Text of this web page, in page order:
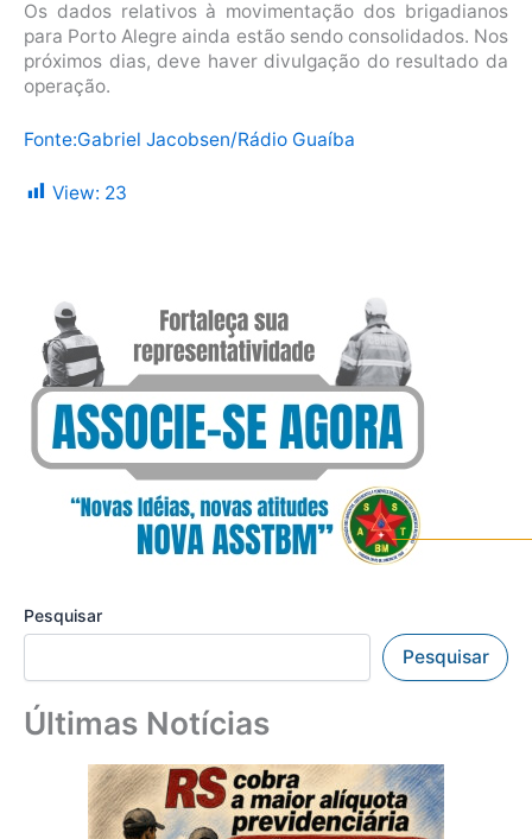
Os dados relativos à movimentação dos brigadianos
para Porto Alegre ainda estão sendo consolidados. Nos
próximos dias, deve haver divulgação do resultado da
operação.
Fonte:Gabriel Jacobsen/Rádio Guaíba
View: 23
Pesquisar
Pesquisar
Últimas Notícias